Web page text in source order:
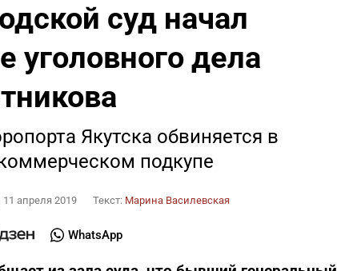
суд начал
уголовного дела
Якутска обвиняется в
подкупе
11 апреля 2019 Текст: Марина Василевская
WhatsApp